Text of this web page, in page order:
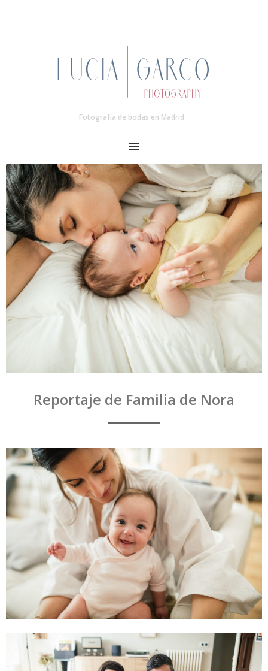
Fotografía de bodas en Madrid
MENU
Reportaje de Familia de Nora
Post
navigation